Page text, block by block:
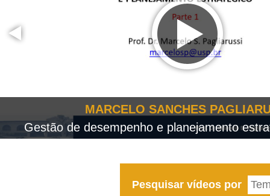
MARCELO SANCHES
Gestão de desempenho e planejamento
Pesquisar vídeos por